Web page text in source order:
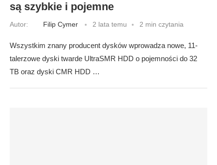
są szybkie i pojemne
Autor: Filip Cymer 2 lata temu 2 min czytania
Wszystkim znany producent dysków wprowadza nowe, 11-
talerzowe dyski twarde UltraSMR HDD o pojemności do 32
TB oraz dyski CMR HDD …